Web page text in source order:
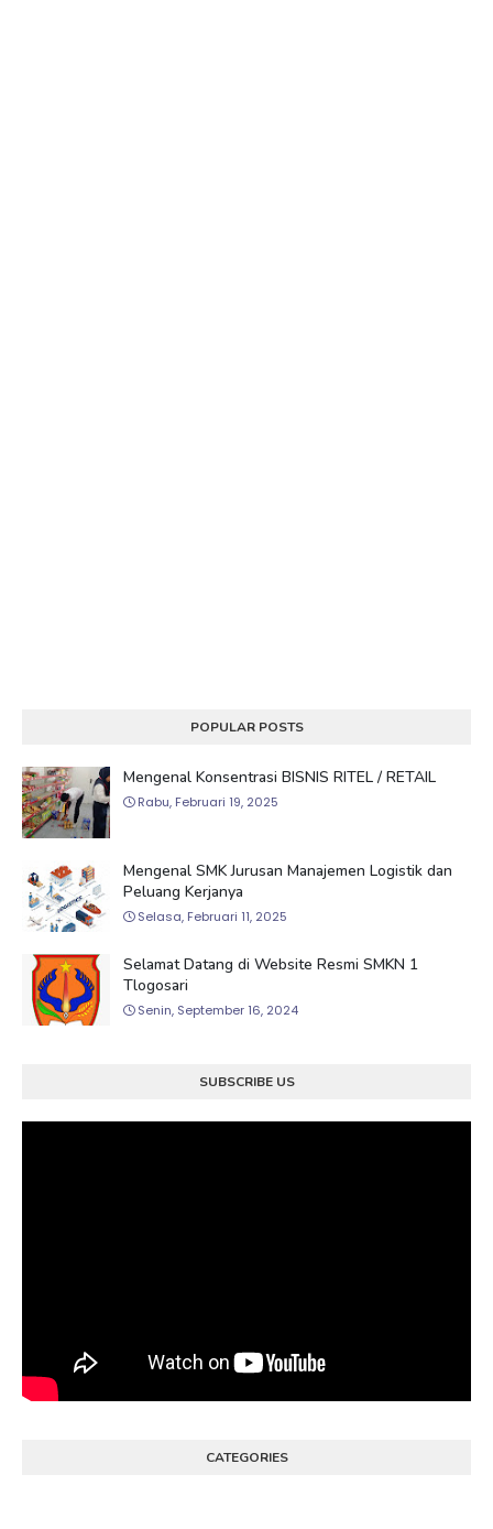
POPULAR POSTS
Mengenal Konsentrasi BISNIS RITEL / RETAIL
Rabu, Februari 19, 2025
Mengenal SMK Jurusan Manajemen Logistik dan
Peluang Kerjanya
Selasa, Februari 11, 2025
Selamat Datang di Website Resmi SMKN 1
Tlogosari
Senin, September 16, 2024
SUBSCRIBE US
CATEGORIES